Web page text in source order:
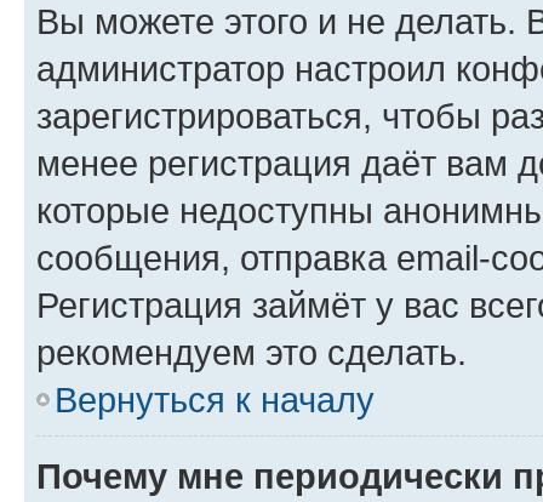
Вы можете этого и не делать.
администратор настроил
зарегистрироваться, чтобы
менее регистрация даёт вам
которые недоступны
сообщения, отправка email-
Регистрация займёт у вас
рекомендуем это сделать.
Вернуться к началу
Почему мне периодически